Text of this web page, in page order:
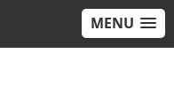
MENU